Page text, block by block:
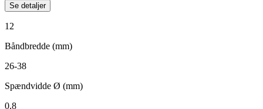
Se detaljer
12
Båndbredde (mm)
26-38
Spændvidde Ø (mm)
0,8